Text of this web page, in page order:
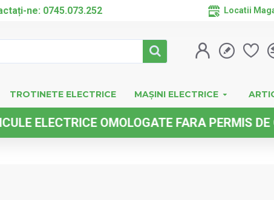
ne: 0745.073.252 Locatii
TROTINETE ELECTRICE MAȘINI ELECTRICE
OMOLOGATE FARA PERMIS DE